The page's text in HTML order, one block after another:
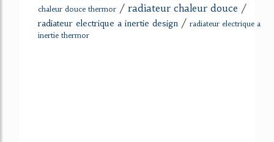
chaleur douce thermor / radiateur chaleur douce /
radiateur electrique a inertie design / radiateur electrique a
inertie thermor